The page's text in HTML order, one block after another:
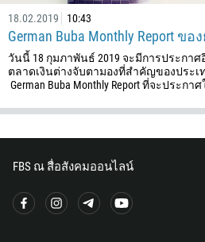
18.02.2019 10:43
German Buba Monthly Report ข
วันนี้ 18 กุมภาพันธ์ 2019 จะมีการประกา
ตลาดเงินต่างจับตามองที่สำคัญของประ
German Buba Monthly Report ที่จะประก
FBS ณ สื่อสังคมออนไลน์
1684
376
244
54
374
297
กรอกอีเมลของคุณ
กรอกความเห็นของคุณ ห